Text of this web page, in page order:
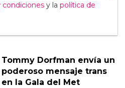
y la política de
Tommy Dorfman envía un
poderoso mensaje trans
en la Gala del Met